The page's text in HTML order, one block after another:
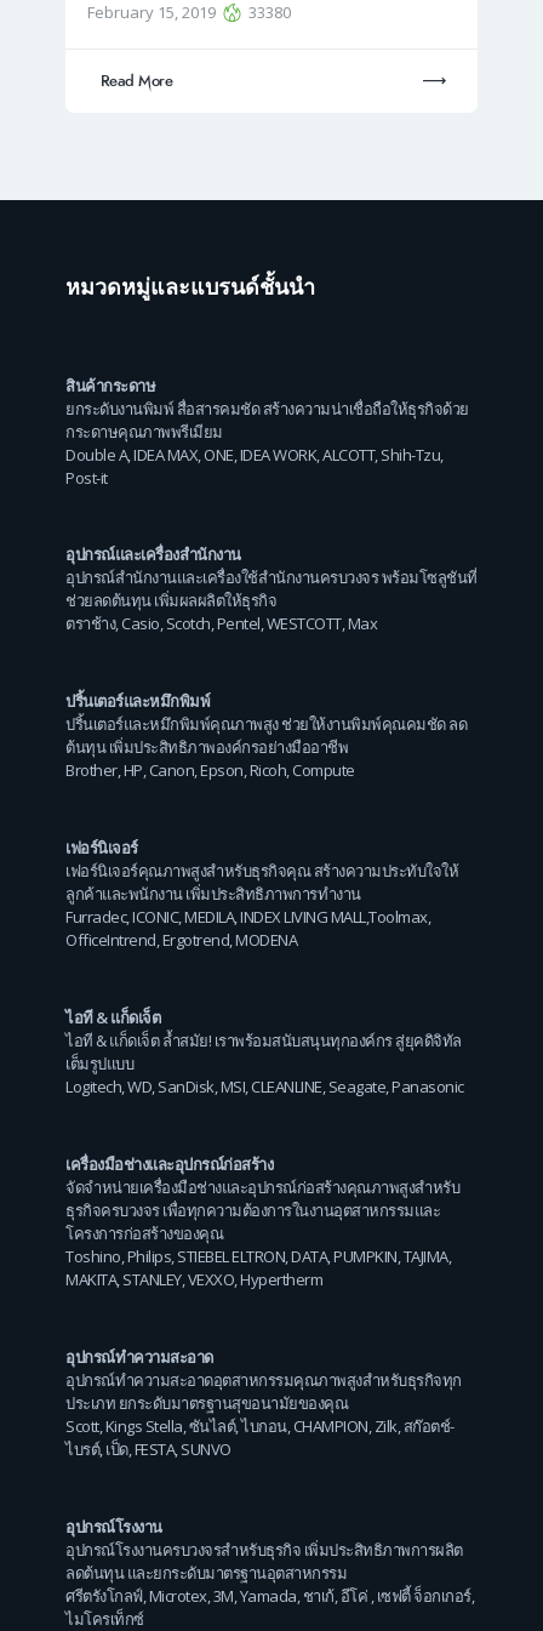
February 15, 2019 33380
Read More
หมวดหมู่และแบรนด์ชั้นนำ
สินค้ากระดาษ
ยกระดับงานพิมพ์ สื่อสารคมชัด สร้างความน่าเชื่อถือให้ธุรกิจด้วย
กระดาษคุณภาพพรีเมียม
Double A, IDEA MAX ONE IDEA WORK ALCOTT, Shih-Tzu
Post-it
อุปกรณ์และเครื่องสำนักงาน
อุปกรณ์สำนักงานและเครื่องใช้สำนักงานครบวงจร พร้อมโซลูชันที่
ช่วยลดต้นทุน เพิ่มผลผลิตให้ธุรกิจ
ตราช้าง,Casio,Scotch,Pentel,WESTCOTT,Max
ปริ้นเตอร์และหมึกพิมพ์
ปริ้นเตอร์และหมึกพิมพ์คุณภาพสูง ช่วยให้งานพิมพ์คุณคมชัด ลด
ต้นทุน เพิ่มประสิทธิภาพองค์กรอย่างมืออาชีพ
Brother,HP,Canon,Epson,Ricoh,Compute
เฟอร์นิเจอร์
เฟอร์นิเจอร์คุณภาพสูงสำหรับธุรกิจคุณ สร้างความประทับใจให้
ลูกค้าและพนักงาน เพิ่มประสิทธิภาพการทำงาน
Furradec,ICONIC,MEDILA,INDEX LIVING MALL,Toolmax,
OfficeIntrend,Ergotrend,MODENA
ไอที & แก็ดเจ็ต
ไอที & แก็ดเจ็ต ล้ำสมัย! เราพร้อมสนับสนุนทุกองค์กร สู่ยุคดิจิทัล
เต็มรูปแบบ
Logitech,WD,SanDisk,MSI,CLEANLINE,Seagate,Panasonic
เครื่องมือช่างและอุปกรณ์ก่อสร้าง
จัดจำหน่ายเครื่องมือช่างและอุปกรณ์ก่อสร้างคุณภาพสูงสำหรับ
ธุรกิจครบวงจร เพื่อทุกความต้องการในงานอุตสาหกรรมและ
โครงการก่อสร้างของคุณ
Toshino,Philips,STIEBEL ELTRON,DATA,PUMPKIN,TAJIMA,
MAKITA,STANLEY,VEXXO,Hypertherm
อุปกรณ์ทำความสะอาด
อุปกรณ์ทำความสะอาดอุตสาหกรรมคุณภาพสูงสำหรับธุรกิจทุก
ประเภท ยกระดับมาตรฐานสุขอนามัยของคุณ
Scott,Kings Stella,ซันไลต์,ไบกอน,CHAMPION,Zilk,สก๊อตช์-
ไบรต์,เป็ด,FESTA,SUNVO
อุปกรณ์โรงงาน
อุปกรณ์โรงงานครบวงจรสำหรับธุรกิจ เพิ่มประสิทธิภาพการผลิต
ลดต้นทุน และยกระดับมาตรฐานอุตสาหกรรม
ศรีตรังโกลฟ์,Microtex,3M,Yamada,ชาเก้,อีโค่ ,เซฟตี้ จ็อกเกอร์,
ไมโครเท็กซ์